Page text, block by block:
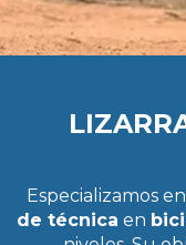
Especializamos
de técnica en